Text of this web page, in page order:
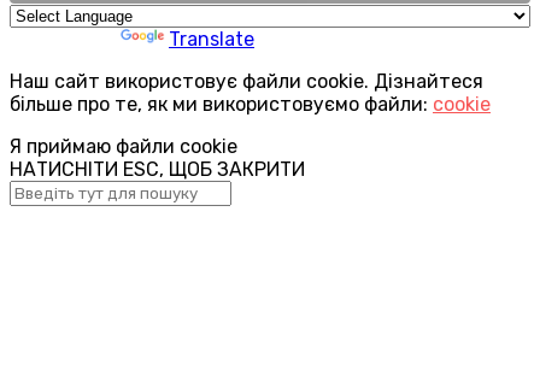
Translate
Наш сайт використовує файли cookie. Дізнайтеся
більше про те, як ми використовуємо файли: cookie
Я приймаю файли cookie
НАТИСНІТИ ESC, ЩОБ ЗАКРИТИ